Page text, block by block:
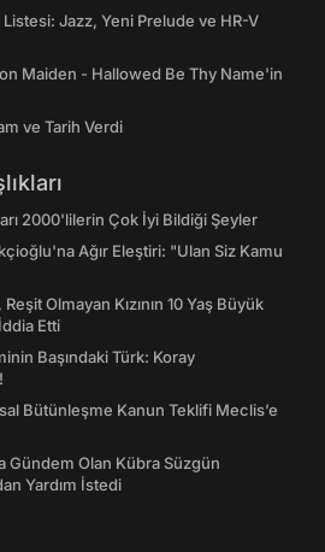
Jazz, Yeni Prelude ve HR-V
Maiden - Hallowed Be Thy Name'in
ve Tarih Verdi
2000'lilerin Çok İyi Bildiği Şeyler
Ağır Eleştiri: "Ulan Siz Kamu
Olmayan Kızının 10 Yaş Büyük
Etti
Başındaki Türk: Koray
Bütünleşme Kanun Teklifi Meclis’e
Gündem Olan Kübra Süzgün
Yardım İstedi